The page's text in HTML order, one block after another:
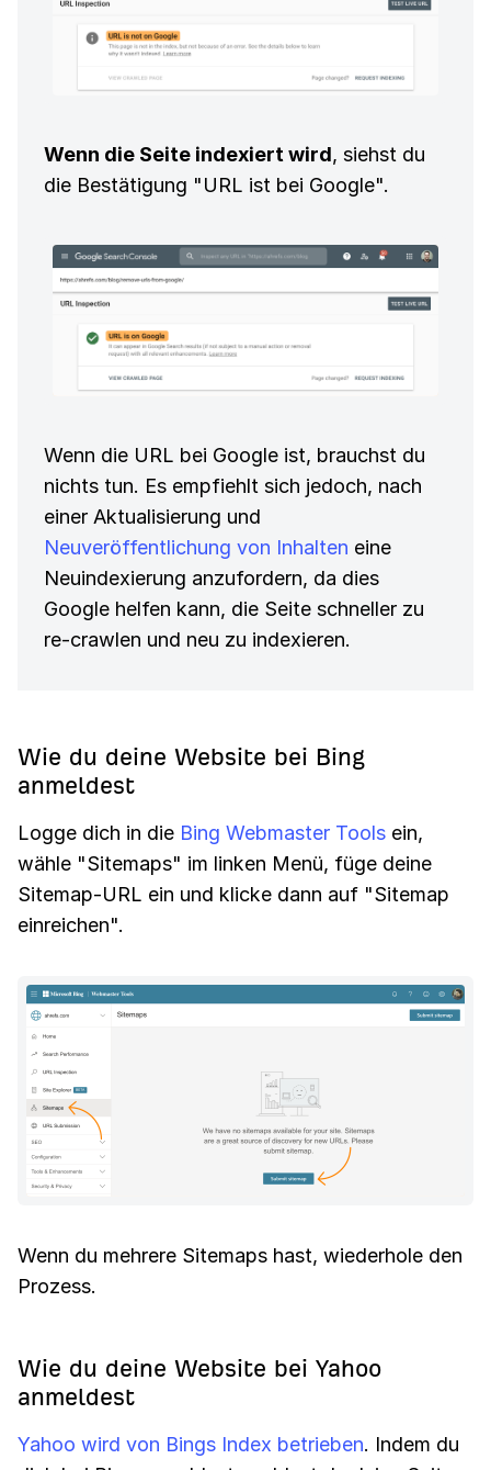
Wenn die Seite indexiert wird, siehst du
die Bestätigung "URL ist bei Google".
Wenn die URL bei Google ist, brauchst du
nichts tun. Es empfiehlt sich jedoch, nach
einer Aktualisierung und
Neuveröffentlichung von Inhalten eine
Neuindexierung anzufordern, da dies
Google helfen kann, die Seite schneller zu
re-crawlen und neu zu indexieren.
Wie du deine Website bei Bing
anmeldest
Logge dich in die Bing Webmaster Tools ein,
wähle "Sitemaps" im linken Menü, füge deine
Sitemap-URL ein und klicke dann auf "Sitemap
einreichen".
Wenn du mehrere Sitemaps hast, wiederhole den
Prozess.
Wie du deine Website bei Yahoo
anmeldest
Yahoo wird von Bings Index betrieben. Indem du